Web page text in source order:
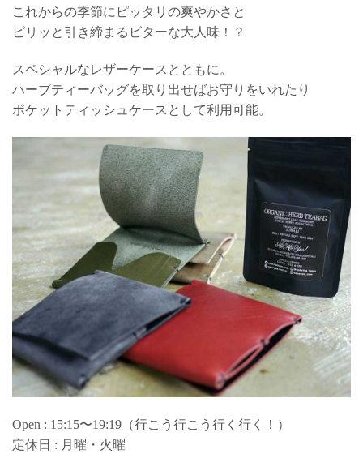
これからの季節にピッタリの爽やかさと
ピリッと引き締まるビターな大人味！？
スペシャルなレザーケースとともに。
ハーブティーバッグを取り出せばお守りをいれたり
ポケットティッシュケースとして利用可能。
Open : 15:15〜19:19（行こう行こう行く行く！）
定休日 : 月曜・火曜